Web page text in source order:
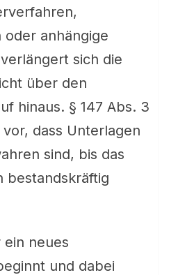
anhängige
sich die
über den
hinaus. § 147 Abs. 3
dass Unterlagen
sind, bis das
bestandskräftig
ein neues
und dabei